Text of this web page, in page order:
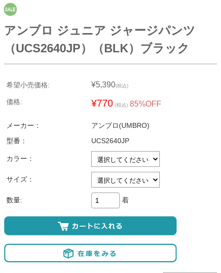
アンブロ ジュニア ジャージパンツ
（UCS2640JP）（BLK）ブラック
希望小売価格: ¥5,390(税込)
価格: ¥770 (税込) 85%OFF
メーカー：
アンブロ(UMBRO)
型番：
UCS2640JP
カラー：
サイズ：
数量: 着